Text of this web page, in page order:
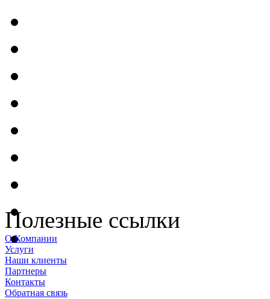
Полезные ссылки
О Компании
Услуги
Наши клиенты
Партнеры
Контакты
Обратная связь